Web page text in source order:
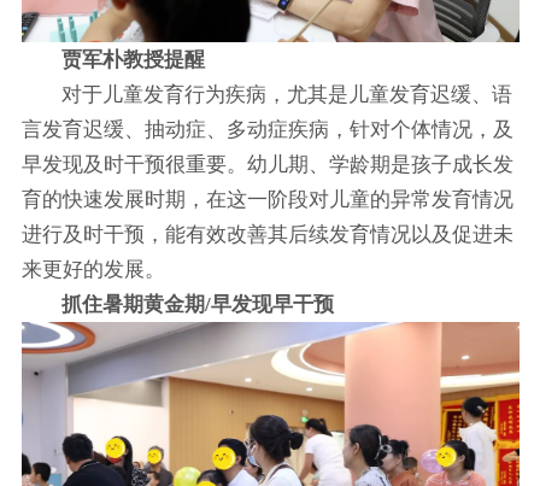
贾军朴教授提醒
对于儿童发育行为疾病，尤其是儿童发育迟缓、语
言发育迟缓、抽动症、多动症疾病，针对个体情况，及
早发现及时干预很重要。幼儿期、学龄期是孩子成长发
育的快速发展时期，在这一阶段对儿童的异常发育情况
进行及时干预，能有效改善其后续发育情况以及促进未
来更好的发展。
抓住暑期黄金期/早发现早干预